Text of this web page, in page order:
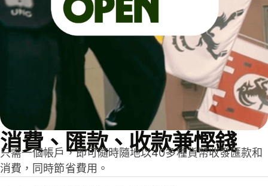
消費、匯款、收款兼慳錢
只需一個帳戶，即可隨時隨地以40多種貨幣收發匯款和
消費，同時節省費用。